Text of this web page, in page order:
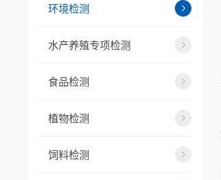
环境检测
水产养殖专项检测
食品检测
植物检测
饲料检测